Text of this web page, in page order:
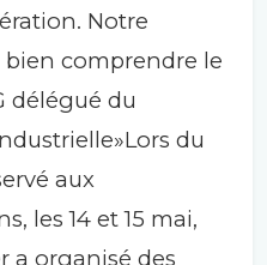
Notre
comprendre le
délégué du
du
aux
les 14 et 15 mai,
a organisé des